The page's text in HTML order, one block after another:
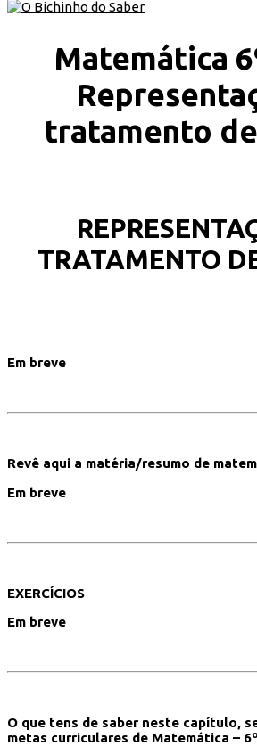
Matemática
tratamento
TRATAMENTO
Em breve
Revê aqui a matéria/resumo de
Em breve
EXERCÍCIOS
Em breve
O que tens de saber neste capítulo,
metas curriculares de Matemática –